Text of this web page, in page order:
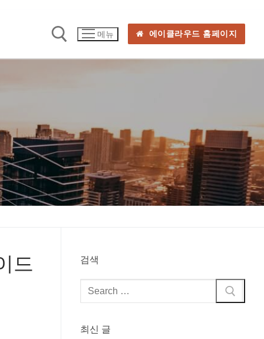
메뉴 에이클라우드 홈페이지
드 검색
검
색
최신 글